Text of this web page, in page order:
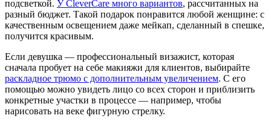
подсветкой. У CleverCare много вариантов, рассчитанных на
разный бюджет. Такой подарок понравится любой женщине: с
качественным освещением даже мейкап, сделанный в спешке,
получится красивым.
Если девушка — профессиональный визажист, которая
сначала пробует на себе макияжи для клиентов, выбирайте
раскладное трюмо с дополнительным увеличением. С его
помощью можно увидеть лицо со всех сторон и приблизить
конкретные участки в процессе — например, чтобы
нарисовать на веке фигурную стрелку.